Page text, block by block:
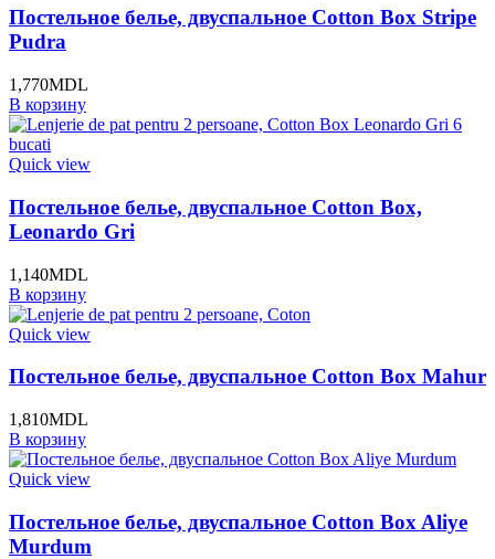
Постельное белье, двуспальное Cotton Box Stripe
Pudra
1,770MDL
В корзину
Quick view
Постельное белье, двуспальное Cotton Box,
Leonardo Gri
1,140MDL
В корзину
Quick view
Постельное белье, двуспальное Cotton Box Mahur
1,810MDL
В корзину
Quick view
Постельное белье, двуспальное Cotton Box Aliye
Murdum